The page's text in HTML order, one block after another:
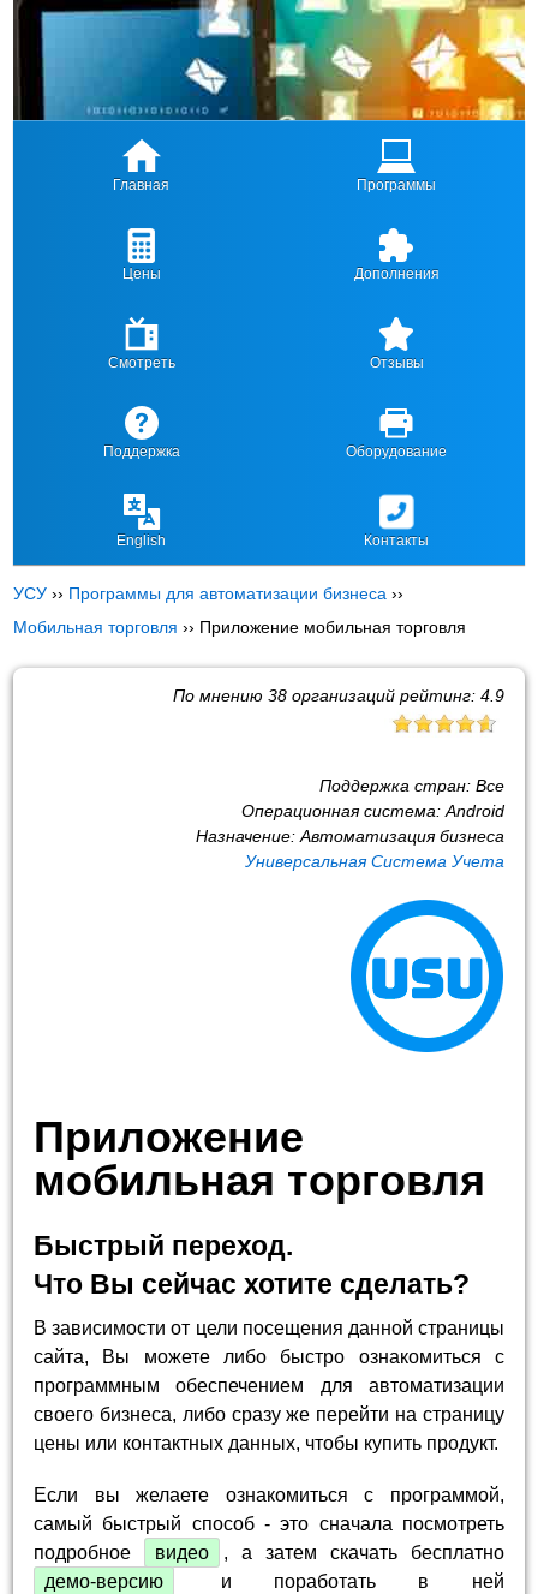
Главная Программы
Цены Дополнения
Смотреть Отзывы
Поддержка Оборудование
English Контакты
УСУ ›› Программы для автоматизации бизнеса ››
Мобильная торговля ›› Приложение мобильная торговля
По мнению 38организаций рейтинг: 4.9
Поддержка стран: Все
Операционная система: Android
Назначение: Автоматизация бизнеса
Универсальная Система Учета
Приложение
мобильная торговля
Быстрый переход.
Что Вы сейчас хотите сделать?
В зависимости от цели посещения данной страницы
сайта, Вы можете либо быстро ознакомиться с
программным обеспечением для автоматизации
своего бизнеса, либо сразу же перейти на страницу
цены или контактных данных, чтобы купить продукт.
Если вы желаете ознакомиться с программой,
самый быстрый способ - это сначала посмотреть
подробное
видео
, а затем скачать бесплатно
демо-версию
и поработать в ней